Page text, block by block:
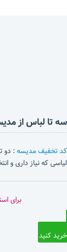
سه تا لباس از
کد تخفیف مدیسه: دو
لیاسی که نیاز داری و
برای
خرید کنید